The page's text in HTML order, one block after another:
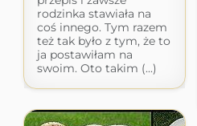
rodzinka stawiała na
coś innego. Tym razem
też tak było z tym, że to
ja postawiłam na
swoim. Oto takim (...)